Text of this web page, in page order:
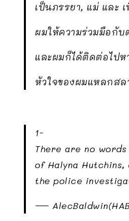
เป็นภรรยา, แม่ และ
ผมให้ความร่วมมือกับ
และผมก็ได้ติดต่อไปห
หัวใจของผมแหลกสล
1-
There are no
of Halyna
the police
—